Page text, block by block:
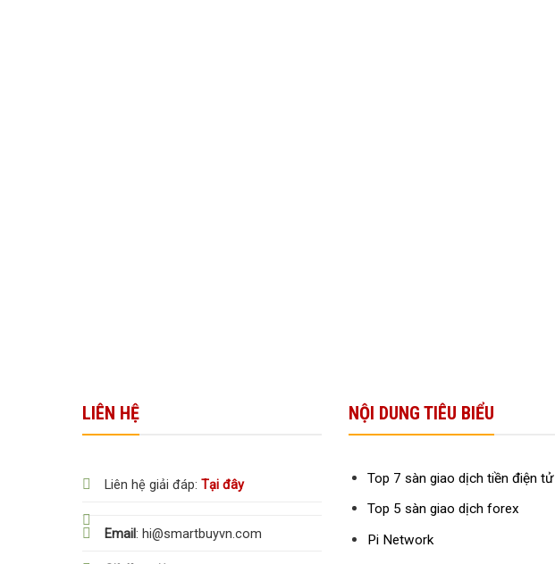
LIÊN HỆ
Liên hệ giải đáp: Tại đây
Email: hi@smartbuyvn.com
NỘI DUNG TIÊU BIỂU
Top 7 sàn giao dịch tiền điện tử
Top 5 sàn giao dịch forex
Pi Network